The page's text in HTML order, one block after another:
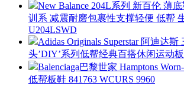
New Balance 204L系列 新百伦 薄
训系 减震耐磨包裹性支撑轻便 低帮
U204LSWD
Adidas Originals Superstar 阿迪达
头’DIY’系列低帮经典百搭休闲运动
Balenciaga巴黎世家 Hamptons
低帮板鞋 841763 WCURS 9960